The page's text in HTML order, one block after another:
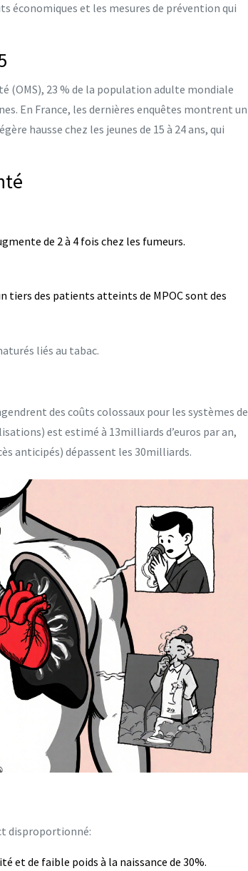
économiques et les mesures de prévention qui
(OMS), 23 % de la population adulte mondiale
En France, les dernières enquêtes montrent un
hausse chez les jeunes de 15 à 24 ans, qui
de 2 à 4 fois chez les fumeurs.
tiers des patients atteints de MPOC sont des
liés au tabac.
des coûts colossaux pour les systèmes de
est estimé à 13milliards d’euros par an,
anticipés) dépassent les 30milliards.
disproportionné:
et de faible poids à la naissance de 30%.